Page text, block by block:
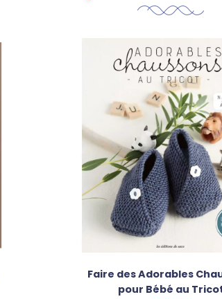
Faire des Adorables
pour Bébé au